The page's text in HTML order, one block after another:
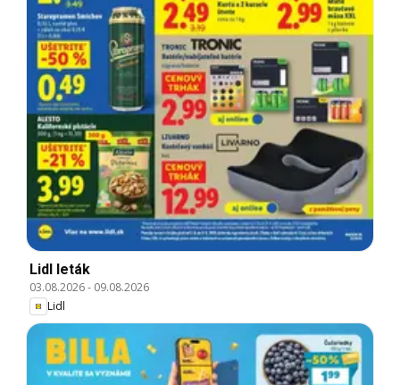
Lidl leták
03.08.2026- 09.08.2026
Lidl